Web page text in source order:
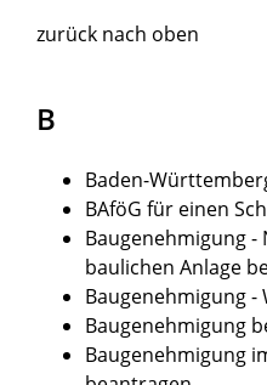
zurück nach oben
B
Baden-
BAföG für einen
Baugenehmigung
baulichen Anlage
Baugenehmigung -
Baugenehmigung
Baugenehmigung